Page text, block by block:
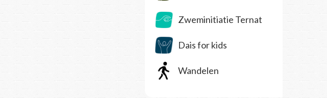
Zweminitiatie Ternat
Dais for kids
Wandelen